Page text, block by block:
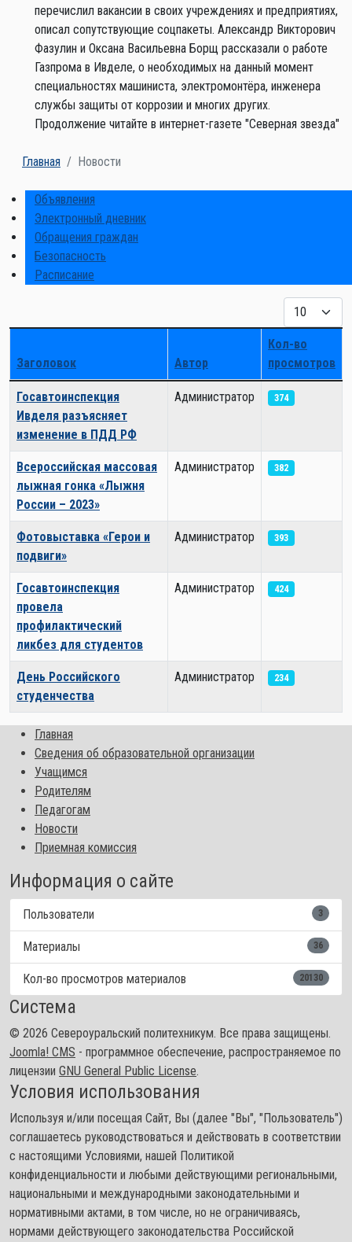
перечислил вакансии в своих учреждениях и предприятиях,
описал сопутствующие соцпакеты. Александр Викторович
Фазулин и Оксана Васильевна Борщ рассказали о работе
Газпрома в Ивделе, о необходимых на данный момент
специальностях машиниста, электромонтёра, инженера
службы защиты от коррозии и многих других.
Продолжение читайте в интернет-газете "Северная звезда"
Главная Новости
Объявления
Электронный дневник
Обращения граждан
Безопасность
Расписание
Кол-во
Список материалов
Заголовок Автор
Кол-во
просмотров
Госавтоинспекция
Ивделя разъясняет
изменение в ПДД РФ
Администратор 374
Всероссийская массовая
лыжная гонка «Лыжня
России – 2023»
Администратор 382
Фотовыставка «Герои и
подвиги»
Администратор 393
Госавтоинспекция
провела
профилактический
ликбез для студентов
Администратор 424
День Российского
студенчества
Администратор 234
Главная
Сведения об образовательной организации
Учащимся
Родителям
Педагогам
Новости
Приемная комиссия
Информация о сайте
Пользователи 3
Материалы 36
Кол-во просмотров материалов 20130
Система
© 2026 Североуральский политехникум. Все права защищены.
Joomla! CMS - программное обеспечение, распространяемое по
лицензии GNU General Public License.
Условия использования
Используя и/или посещая Сайт, Вы (далее "Вы", "Пользователь")
соглашаетесь руководствоваться и действовать в соответствии
с настоящими Условиями, нашей Политикой
конфиденциальности и любыми действующими региональными,
национальными и международными законодательными и
нормативными актами, в том числе, но не ограничиваясь,
нормами действующего законодательства Российской